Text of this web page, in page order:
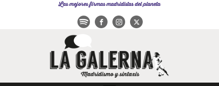
Las mejores firmas madridistas del planeta